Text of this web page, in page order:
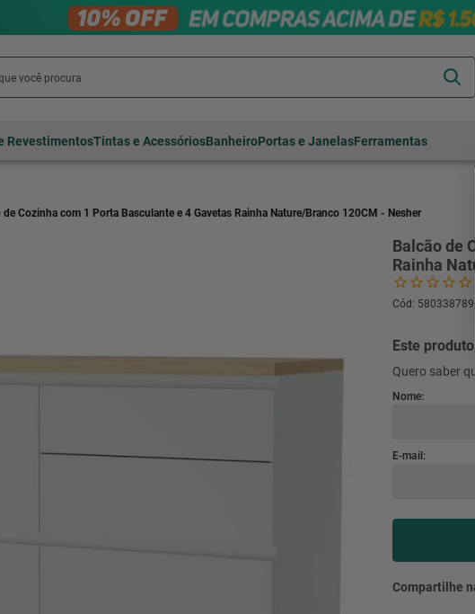
RevestimentosTintas e AcessóriosBanheiroPortas e JanelasFerramentas
de Cozinha com 1 Porta Basculante e 4 Gavetas Rainha Nature/Branco 120CM - Nesher
Balcão de
Rainha
Cód: 580338789
Este
Quero saber
2º porcelanato
piso
revestimento
tinta
cadeira
condicionado